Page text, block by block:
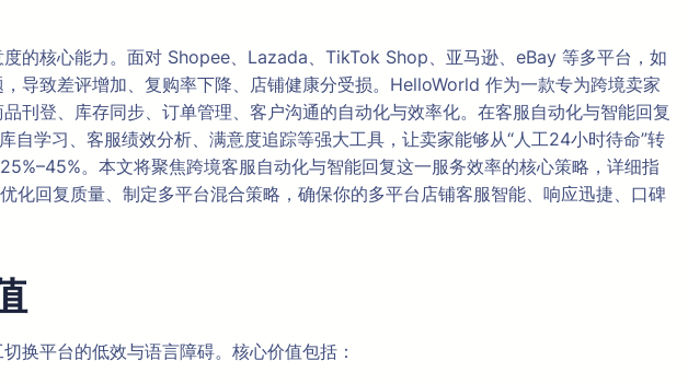
的核心能力。面对 Shopee、Lazada、TikTok Shop、亚马逊、eBay 等多平台，如
导致差评增加、复购率下降、店铺健康分受损。HelloWorld 作为一款专为跨境卖家
刊登、库存同步、订单管理、客户沟通的自动化与效率化。在客服自动化与智能回复
学习、客服绩效分析、满意度追踪等强大工具，让卖家能够从“人工24小时待命”转
。本文将聚焦跨境客服自动化与智能回复这一服务效率的核心策略，详细指
回复质量、制定多平台混合策略，确保你的多平台店铺客服智能、响应迅捷、口碑
换平台的低效与语言障碍。核心价值包括：